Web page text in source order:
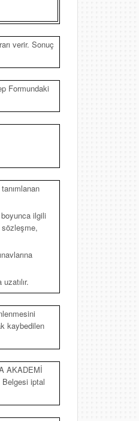
verir. Sonuç
Formundaki
ilgili
sözleşme,
kaybedilen
AKADEMİ
Belgesi iptal